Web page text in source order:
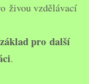
živou vzdělávací
pro další
.